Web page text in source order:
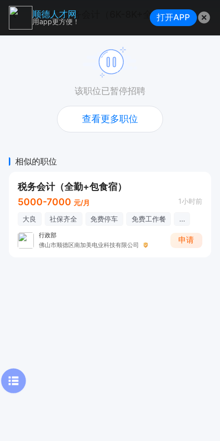
出口税务会计（6K-8K+全勤奖+节日慰问+房补+8小时）
该职位已暂停招聘
查看更多职位
相似的职位
税务会计（全勤+包食宿）
5000-7000 元/月 1小时前
大良 社保齐全 免费停车 免费工作餐 ...
行政部
佛山市顺德区南加美电业科技有限公司
申请
顺德人才网
用app更方便！ 打开APP